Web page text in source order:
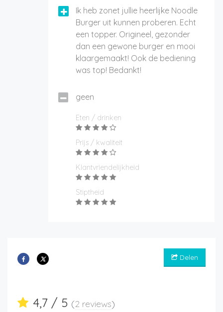
Ik heb zonet jullie heerlijke Noodle
Burger uit kunnen proberen. Echt
een topper. Origineel, gezonder
dan een gewone burger en mooi
klaargemaakt! Ook de bediening
was top! Bedankt!
geen
Eten / drinken
Prijs / kwaliteit
Klantvriendelijkheid
Stiptheid
Delen
4,7 / 5 (2 reviews)